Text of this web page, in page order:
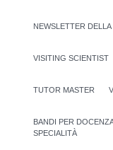
NEWSLETTER
VISITING SCIENTIST
TUTOR MASTER
BANDI PER
SPECIALITÀ